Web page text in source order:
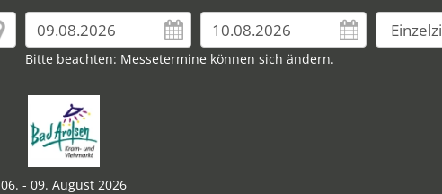
Bitte beachten: Messetermine können sich ändern.
06. - 09. August 2026